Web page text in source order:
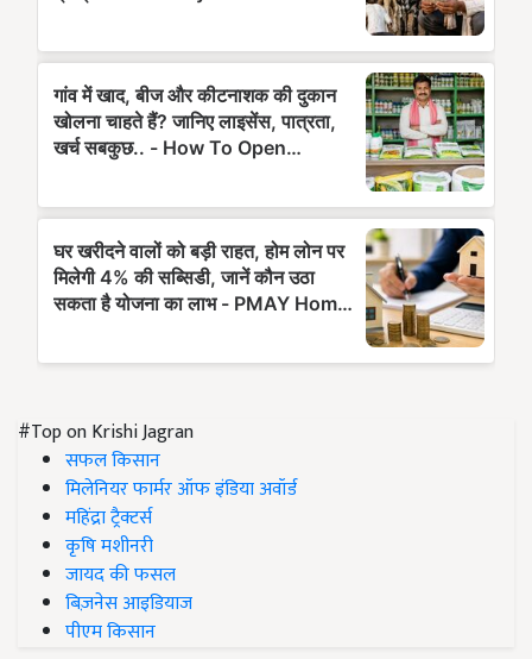
#Top on Krishi Jagran
सफल किसान
मिलेनियर फार्मर ऑफ इंडिया अवॉर्ड
महिंद्रा ट्रैक्टर्स
कृषि मशीनरी
जायद की फसल
बिज़नेस आइडियाज
पीएम किसान